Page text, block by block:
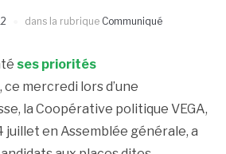
dans la rubrique Communiqué
ses priorités
, ce mercredi lors d’une
la Coopérative politique VEGA,
juillet en Assemblée générale, a